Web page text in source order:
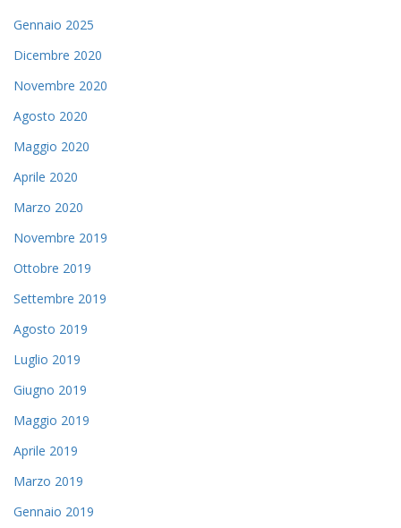
Gennaio 2025
Dicembre 2020
Novembre 2020
Agosto 2020
Maggio 2020
Aprile 2020
Marzo 2020
Novembre 2019
Ottobre 2019
Settembre 2019
Agosto 2019
Luglio 2019
Giugno 2019
Maggio 2019
Aprile 2019
Marzo 2019
Gennaio 2019